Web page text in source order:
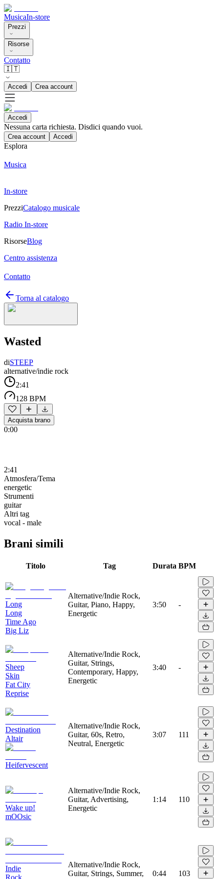
MusicaIn-store
Prezzi
Risorse
Contatto
🇮🇹
Accedi Crea account
Accedi
Nessuna carta richiesta. Disdici quando vuoi.
Crea account Accedi
Esplora
Musica
In-store
PrezziCatalogo musicale
Radio In-store
RisorseBlog
Centro assistenza
Contatto
Torna al catalogo
Wasted
diSTEEP
alternative/indie rock
2:41
128 BPM
Acquista brano
0:00
2:41
Atmosfera/Tema
energetic
Strumenti
guitar
Altri tag
vocal - male
Brani simili
Titolo Tag Durata BPM
Long
Long
Time Ago
Big Liz
Alternative/Indie Rock,
Guitar, Piano, Happy,
Energetic
3:50 -
Sheep
Skin
Fat City
Reprise
Alternative/Indie Rock,
Guitar, Strings,
Contemporary, Happy,
Energetic
3:40 -
Destination
Altair
Heifervescent
Alternative/Indie Rock,
Guitar, 60s, Retro,
Neutral, Energetic
3:07 111
Wake up!
mOOsic
Alternative/Indie Rock,
Guitar, Advertising,
Energetic
1:14 110
Indie
Rock
Alternative/Indie Rock,
Guitar, Strings, Summer,
0:44 103